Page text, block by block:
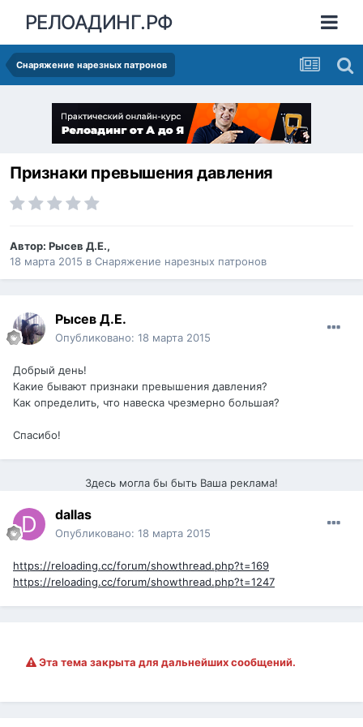
РЕЛОАДИНГ.РФ
Снаряжение нарезных патронов
Признаки превышения давления
Автор: Рысев Д.Е.,
18 марта 2015 в Снаряжение нарезных патронов
Рысев Д.Е.
Опубликовано: 18 марта 2015
Добрый день!
Какие бывают признаки превышения давления?
Как определить, что навеска чрезмерно большая?
Спасибо!
Здесь могла бы быть Ваша реклама!
dаllаs
Опубликовано: 18 марта 2015
https://reloading.cc/forum/showthread.php?t=169
https://reloading.cc/forum/showthread.php?t=1247
Эта тема закрыта для дальнейших сообщений.